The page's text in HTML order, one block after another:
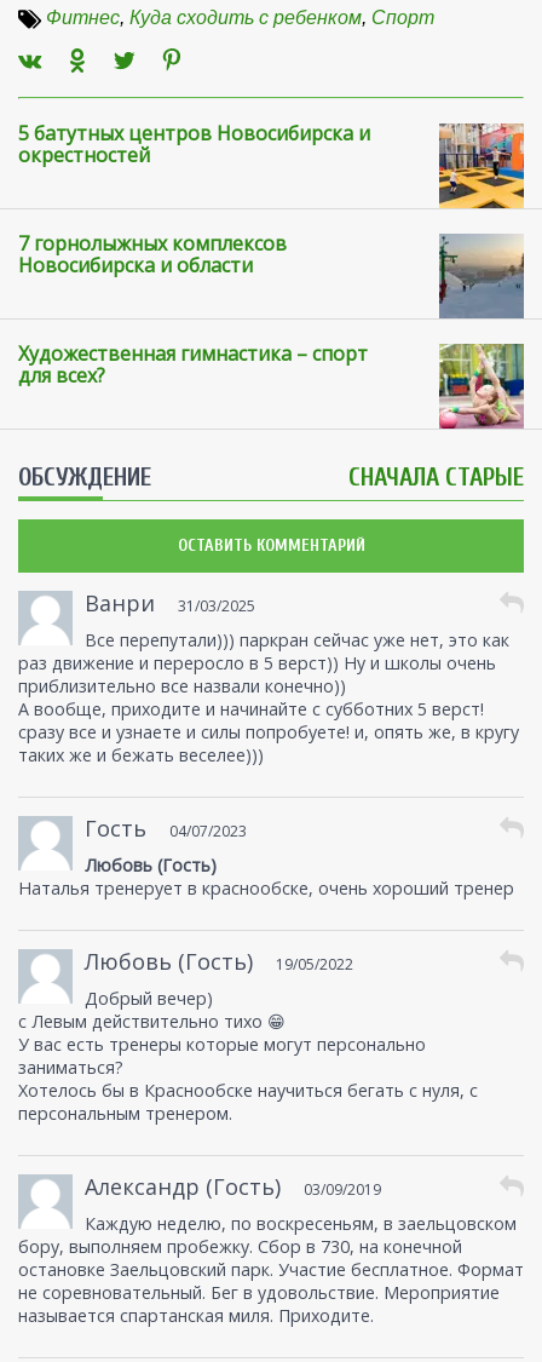
Фитнес, Куда сходить с ребенком, Спорт
5 батутных центров Новосибирска и
окрестностей
7 горнолыжных комплексов
Новосибирска и области
Художественная гимнастика – спорт
для всех?
ОБСУЖДЕНИЕ СНАЧАЛА СТАРЫЕ
ОСТАВИТЬ КОММЕНТАРИЙ
Ванри 31/03/2025
Все перепутали))) паркран сейчас уже нет, это как
раз движение и переросло в 5 верст)) Ну и школы очень
приблизительно все назвали конечно))
А вообще, приходите и начинайте с субботних 5 верст!
сразу все и узнаете и силы попробуете! и, опять же, в кругу
таких же и бежать веселее)))
Гость 04/07/2023
Любовь (Гость)
Наталья тренерует в краснообске, очень хороший тренер
Любовь (Гость) 19/05/2022
Добрый вечер)
с Левым действительно тихо 😁
У вас есть тренеры которые могут персонально
заниматься?
Хотелось бы в Краснообске научиться бегать с нуля, с
персональным тренером.
Александр (Гость) 03/09/2019
Каждую неделю, по воскресеньям, в заельцовском
бору, выполняем пробежку. Сбор в 730, на конечной
остановке Заельцовский парк. Участие бесплатное. Формат
не соревновательный. Бег в удовольствие. Мероприятие
называется спартанская миля. Приходите.